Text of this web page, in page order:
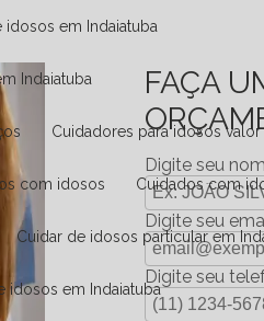
idosos em Indaiatuba
Indaiatuba
Cuidadores para idosos valor
com idosos Cuidados com
Cuidar de idosos particular em
idosos em Indaiatuba
FAÇA
Digite seu
Digite seu
Digite seu